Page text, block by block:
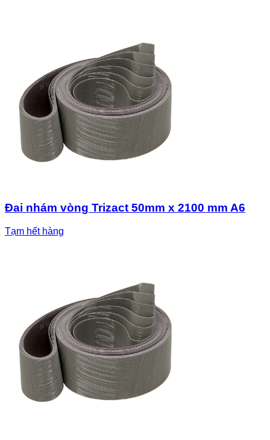
Đai nhám vòng Trizact 50mm x 2100 mm A6
Tạm hết hàng